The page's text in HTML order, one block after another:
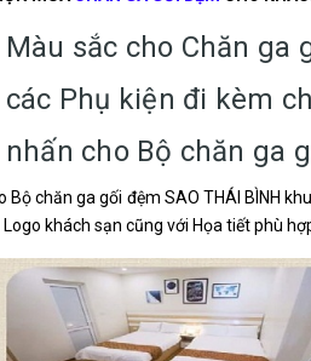
sắc cho Chăn ga
Phụ kiện đi kèm
cho Bộ chăn ga
Bộ chăn ga gối đệm SAO THÁI BÌNH
khách sạn cũng với Họa tiết phù